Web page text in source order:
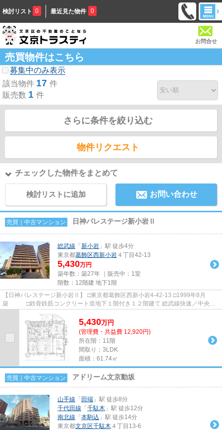
検討リスト 0 最近見た物件 0
お問合せ
売買物件はこちら
募集中のみ表示
該当物件 17 件
販売数 1 件
さらに条件を絞り込む
物件リクエスト
チェックした物件をまとめて
検討リストに追加 お問い合わせ
売買｜中古マンション 日神パレステージ新小岩Ⅱ
総武線 「 新小岩 」駅 徒歩4分
東京都葛飾区西新小岩 ４丁目42-13
5,430万円
築年数：築27年 ｜販売中： 1室
階数：12階建 地下1階
【日神パレステージ新小岩Ⅱ】 □東京都葛飾区西新小岩4-42-13 □1999年8月
築 □鉄骨鉄筋コンクリート造地下１階付き１２階建て 総武線快速／中央・
総武線≪新小岩駅≫徒歩４分の好...
5,430万円
(管理費・共益費 12,920円)
所在階：11階
間取り：3LDK
面積：61.74㎡
売買｜中古マンション アドリーム文京動坂
山手線 「 田端 」駅 徒歩8分
千代田線 「 千駄木 」駅 徒歩12分
南北線 「 本駒込 」駅 徒歩14分
東京都文京区千駄木 ４丁目13-6